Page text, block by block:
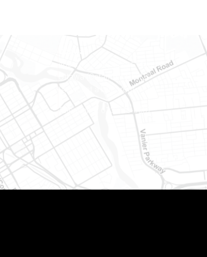
Ottawa
400-1420, place Blair Towers
Ottawa (Ontario) K1J 9L8
(Adjacent à l’autoroute 174)
Téléphone : 613-745-8387